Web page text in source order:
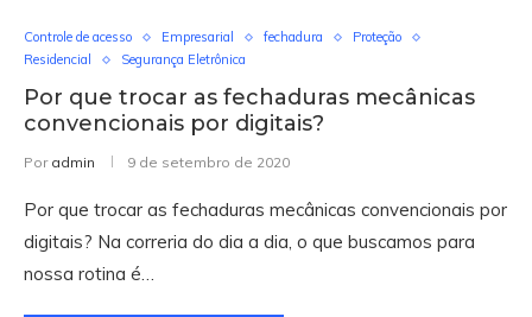
Controle de acesso Empresarial fechadura
Proteção
Residencial
Segurança Eletrônica
Por que trocar as fechaduras mecânicas
convencionais por digitais?
Por admin 9 de setembro de 2020
Por que trocar as fechaduras mecânicas convencionais por
digitais? Na correria do dia a dia, o que buscamos para
nossa rotina é…